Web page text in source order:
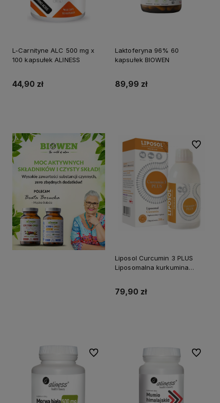
L-Carnityne ALC 500 mg x
100 kapsułek ALINESS
44,90 zł
Laktoferyna 96% 60
kapsułek BIOWEN
89,99 zł
Liposol Curcumin 3 PLUS
Liposomalna kurkumina
79,90 zł
Do
Do ulubionych Do